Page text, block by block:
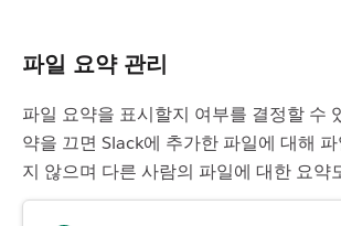
파일 요약 관리
파일 요약을 표시할지 여부를 결정할 수
약을 끄면 Slack에 추가한 파일에 대해
지 않으며 다른 사람의 파일에 대한 요약